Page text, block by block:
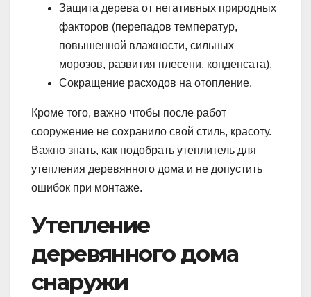
Защита дерева от негативных природных
факторов (перепадов температур,
повышенной влажности, сильных
морозов, развития плесени, конденсата).
Сокращение расходов на отопление.
Кроме того, важно чтобы после работ
сооружение не сохранило свой стиль, красоту.
Важно знать, как подобрать утеплитель для
утепления деревянного дома и не допустить
ошибок при монтаже.
Утепление
деревянного дома
снаружи